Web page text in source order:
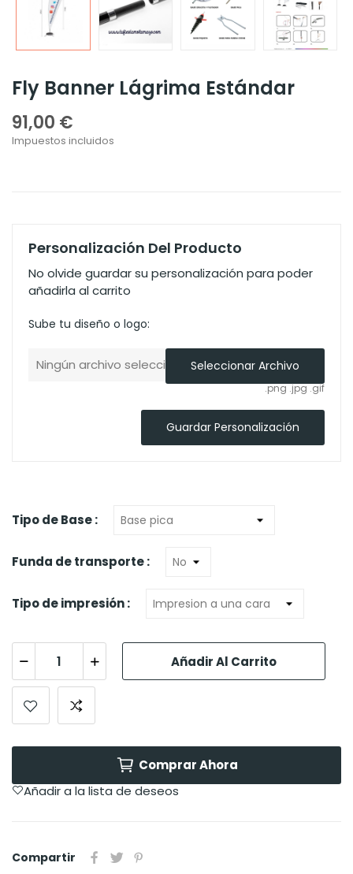
Fly Banner Lágrima Estándar
91,00 €
Impuestos incluidos
Personalización Del Producto
No olvide guardar su personalización para poder
añadirla al carrito
Sube tu diseño o logo:
Ningún archivo seleccionadoSeleccionar Archivo
.png .jpg .gif
Guardar Personalización
Tipo de Base :
Funda de transporte :
Tipo de impresión :
Añadir Al Carrito
Comprar Ahora
Añadir a la lista de deseos
Compartir